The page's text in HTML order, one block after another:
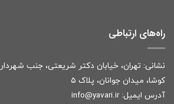
راه‌های ارتباطی
کوشا، میدان جوانان، پلاک ۵
آدرس ایمیل: info@yavari.ir